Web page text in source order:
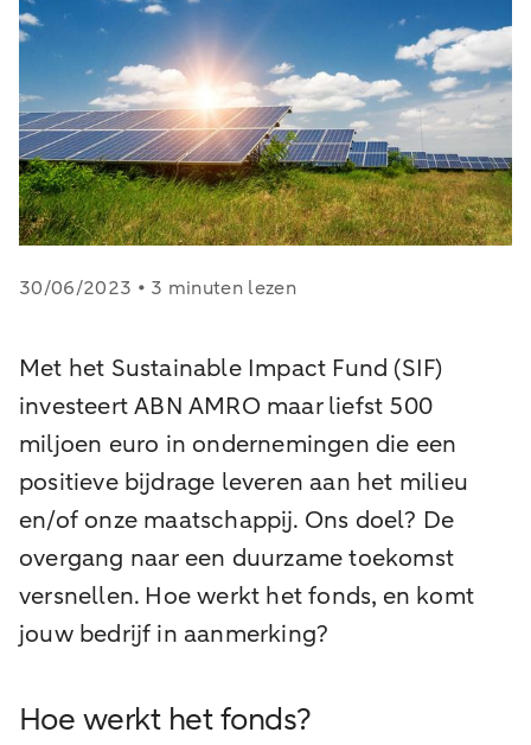
30/06/2023 • 3 minuten lezen
Met het Sustainable Impact Fund (SIF)
investeert ABN AMRO maar liefst 500
miljoen euro in ondernemingen die een
positieve bijdrage leveren aan het milieu
en/of onze maatschappij. Ons doel? De
overgang naar een duurzame toekomst
versnellen. Hoe werkt het fonds, en komt
jouw bedrijf in aanmerking?
Hoe werkt het fonds?